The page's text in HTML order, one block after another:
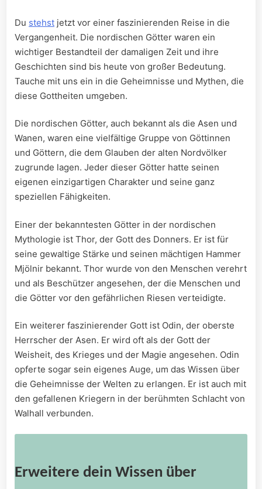
Du‍ stehst⁢ jetzt vor⁤ einer faszinierenden Reise ⁢in die
‍Vergangenheit.⁢ Die nordischen Götter‌ waren ein
wichtiger Bestandteil⁢ der damaligen Zeit und ihre
Geschichten sind⁢ bis heute von‍ großer Bedeutung.
Tauche ‍mit uns ​ein in die‌ Geheimnisse und ​Mythen, die
‍diese Gottheiten umgeben.
Die nordischen‍ Götter, auch bekannt ⁢als ‍die ⁢Asen und
Wanen, waren eine ⁤vielfältige Gruppe von Göttinnen
und Göttern, die dem ⁢Glauben der alten Nordvölker
zugrunde lagen. Jeder⁣ dieser⁤ Götter ⁤hatte seinen
eigenen einzigartigen Charakter und seine ganz⁣
speziellen Fähigkeiten.
Einer der bekanntesten Götter in ⁢der nordischen
Mythologie ist Thor, ⁣der Gott des Donners. Er ist für ​
seine gewaltige ‌Stärke und⁢ seinen ​mächtigen​ Hammer
Mjölnir bekannt. Thor wurde von den Menschen verehrt‍
und ​als Beschützer angesehen, der die Menschen ⁤und⁤
die Götter vor den gefährlichen Riesen ⁣verteidigte.
Ein weiterer ⁣faszinierender Gott ist Odin, der‍ oberste ​
Herrscher der⁣ Asen. Er‍ wird oft als der Gott der
Weisheit, ​des Krieges und der Magie angesehen. ‌Odin
opferte sogar sein eigenes Auge, um das⁢ Wissen über⁢
die Geheimnisse der ​Welten ​zu erlangen. Er ist auch mit
den gefallenen Kriegern in der berühmten Schlacht⁣ von
Walhall verbunden.
Erweitere dein Wissen über